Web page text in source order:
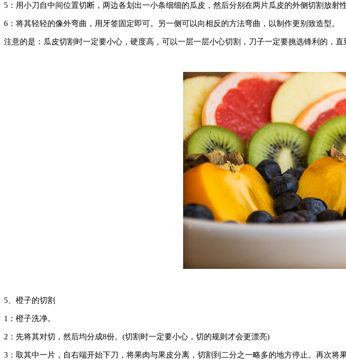
5：用小刀自中间位置切断，两边各划出一小条细细的瓜皮，然后分别在两片瓜皮的外侧切割放射性
6：将其轻轻的像外弯曲，用牙签固定即可。另一侧可以向相反的方法弯曲，以制作更别致造型。
注意的是：瓜皮切割时一定要小心，硬度高，可以一层一层小心切割，刀子一定要挑选锋利的，
5、橙子的切割
1：橙子洗净。
2：先将其对切，然后均分成8份。(切割时一定要小心，切的规则才会更漂亮)
3：取其中一片，自右端开始下刀，将果肉与果皮分离，切割到二分之一略多的地方停止。再次